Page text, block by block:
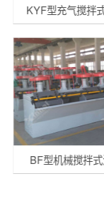
KYF型充气搅拌
BF型机械搅拌